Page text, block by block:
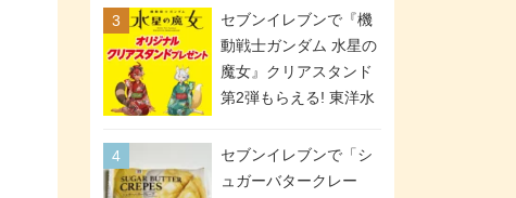
メリカンドッグが税抜
き69円!
スタート。セブン、フ
ァミマ、ローソンの3社
で異なるデザイン＆対
象商品
セブンイレブンで『機
動戦士ガンダム 水星の
魔女』クリアスタンド
第2弾もらえる! 東洋水
ペーンが2026年5月26
日スタート。浴衣＆た
セブンイレブンで「シ
ュガーバタークレー